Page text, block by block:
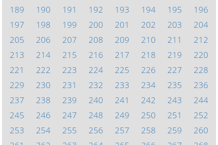
189
190 191 192 193 194 195
196
197
198 199 200 201 202 203
204
205
206 207 208 209 210 211
212
213
214 215 216 217 218 219
220
221
222 223 224 225 226 227
228
229
230 231 232 233 234 235
236
237
238 239 240 241 242 243
244
245
246 247 248 249 250 251
252
253
254 255 256 257 258 259
260